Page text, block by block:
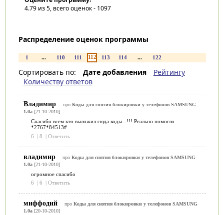
4.79из 5, всего оценок - 1097
Распределение оценок программы
1 ... 110 111 112 113 114 ... 122
Сортировать по: Дате добавления
Рейтингу
Количеству ответов
Владимир про Коды для снятия блокировки у телефонов SAMSUNG
1.0a[21-10-2010]
Спасибо всем кто выложил сюда коды...!!! Реально помогло
*2767*84513#
6
| 8 | Ответить
владимир про Коды для снятия блокировки у телефонов SAMSUNG
1.0a[21-10-2010]
огромное спасибо
6
| 6 | Ответить
миффодий про Коды для снятия блокировки у телефонов SAMSUNG
1.0a[20-10-2010]